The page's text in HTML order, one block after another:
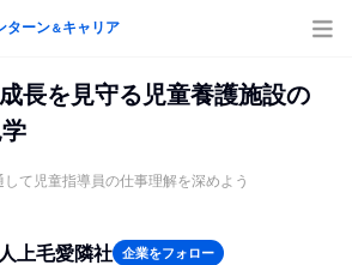
ターン＆キャリア
長を見守る児童養護施設の
て児童指導員の仕事理解を深めよう
上毛愛隣社 企業をフォロー